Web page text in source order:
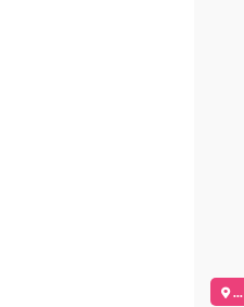
...